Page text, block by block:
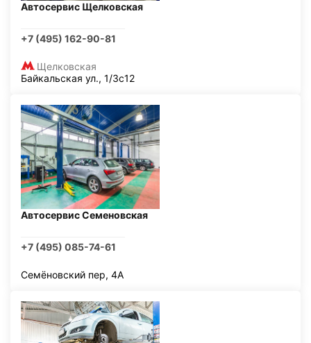
Автосервис Щелковская
+7 (495) 162-90-81
Щелковская
Байкальская ул., 1/3с12
Автосервис Семеновская
+7 (495) 085-74-61
Семёновский пер, 4А